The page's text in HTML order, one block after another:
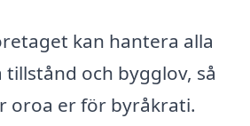
kan hantera alla
och bygglov, så
oroa er för byråkrati.